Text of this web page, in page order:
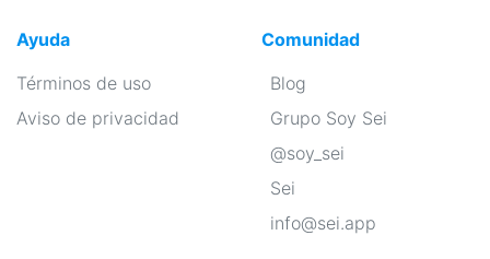
Ayuda
Términos de uso
Aviso de privacidad
Comunidad
Blog
Grupo Soy Sei
@soy_sei
Sei
info@sei.app